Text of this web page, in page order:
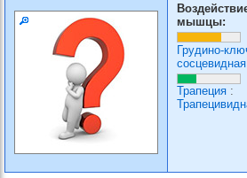
мышцы:
Грудино-
сосцевидная
Трапеция :